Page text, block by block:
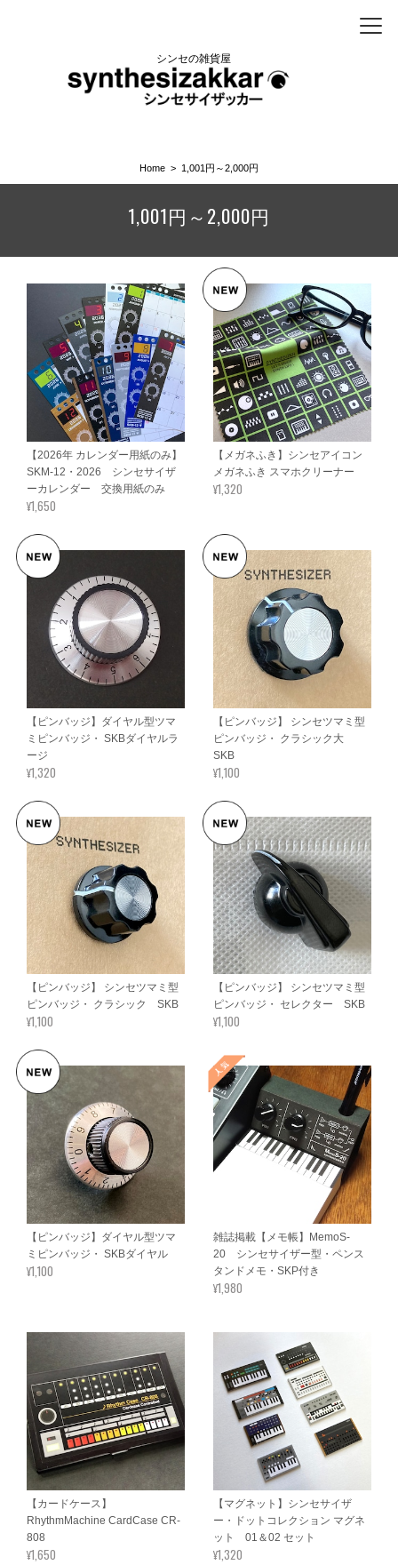
シンセの雑貨屋
Home 1,001円～2,000円
1,001円～2,000円
【2026年 カレンダー用紙のみ】
SKM-12・2026 シンセサイザ
ーカレンダー 交換用紙のみ
¥1,650
【メガネふき】シンセアイコン
メガネふき スマホクリーナー
¥1,320
【ピンバッジ】ダイヤル型ツマ
ミピンバッジ・ SKBダイヤルラ
ージ
¥1,320
【ピンバッジ】 シンセツマミ型
ピンバッジ・ クラシック大
SKB
¥1,100
【ピンバッジ】 シンセツマミ型
ピンバッジ・ クラシック SKB
¥1,100
【ピンバッジ】 シンセツマミ型
ピンバッジ・ セレクター SKB
¥1,100
【ピンバッジ】ダイヤル型ツマ
ミピンバッジ・ SKBダイヤル
¥1,100
雑誌掲載【メモ帳】MemoS-
20 シンセサイザー型・ペンス
タンドメモ・SKP付き
¥1,980
【カードケース】
RhythmMachine CardCase CR-
808
¥1,650
【マグネット】シンセサイザ
ー・ドットコレクション マグネ
ット 01＆02 セット
¥1,320